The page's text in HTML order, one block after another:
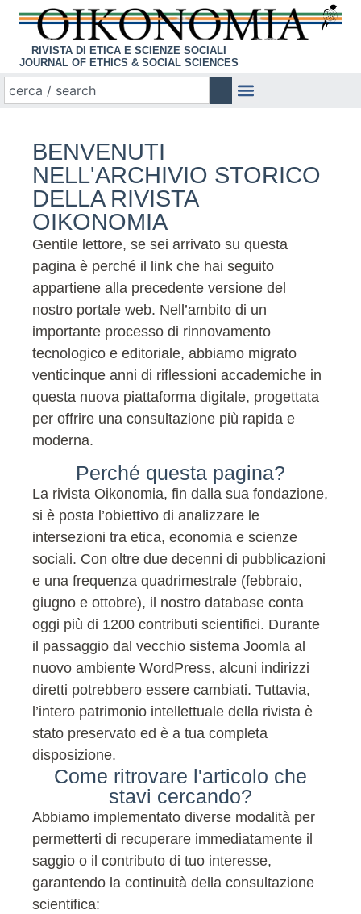
RIVISTA DI ETICA E SCIENZE SOCIALI
JOURNAL OF ETHICS & SOCIAL SCIENCES
BENVENUTI
NELL'ARCHIVIO STORICO
DELLA RIVISTA
OIKONOMIA
Gentile lettore, se sei arrivato su questa
pagina è perché il link che hai seguito
appartiene alla precedente versione del
nostro portale web. Nell’ambito di un
importante processo di rinnovamento
tecnologico e editoriale, abbiamo migrato
venticinque anni di riflessioni accademiche in
questa nuova piattaforma digitale, progettata
per offrire una consultazione più rapida e
moderna.
Perché questa pagina?
La rivista Oikonomia, fin dalla sua fondazione,
si è posta l’obiettivo di analizzare le
intersezioni tra etica, economia e scienze
sociali. Con oltre due decenni di pubblicazioni
e una frequenza quadrimestrale (febbraio,
giugno e ottobre), il nostro database conta
oggi più di 1200 contributi scientifici. Durante
il passaggio dal vecchio sistema Joomla al
nuovo ambiente WordPress, alcuni indirizzi
diretti potrebbero essere cambiati. Tuttavia,
l’intero patrimonio intellettuale della rivista è
stato preservato ed è a tua completa
disposizione.
Come ritrovare l'articolo che
stavi cercando?
Abbiamo implementato diverse modalità per
permetterti di recuperare immediatamente il
saggio o il contributo di tuo interesse,
garantendo la continuità della consultazione
scientifica: